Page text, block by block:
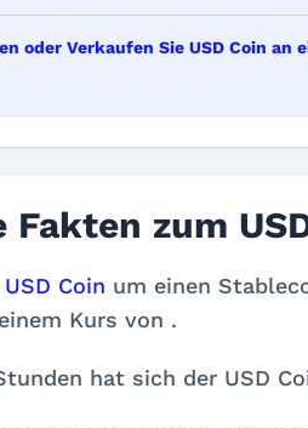
oder Verkaufen Sie USD Coin
Fakten zum
USD Coin um einen
Kurs von .
hat sich der USD